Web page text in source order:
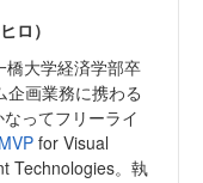
ロ）
橋大学経済学部卒
企画業務に携わる
ってフリーライ
for Visual
Technologies。執